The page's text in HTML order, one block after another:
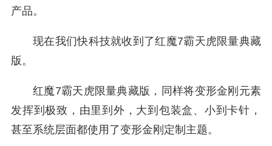
产品。
现在我们快科技就收到了红魔7霸天虎限量典藏
版。
红魔7霸天虎限量典藏版，同样将变形金刚元素
发挥到极致，由里到外，大到包装盒、小到卡针，
甚至系统层面都使用了变形金刚定制主题。